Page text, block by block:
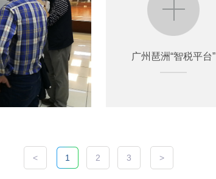
广州琶洲“智税平台”
广州琶洲“智税平台”
< 1 2 3 >